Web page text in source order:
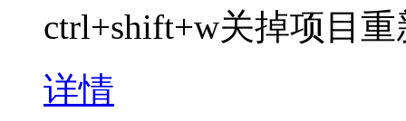
ctrl+shift+w关掉项目
详情